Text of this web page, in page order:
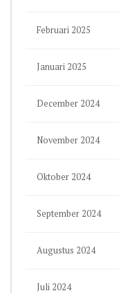
Februari 2025
Januari 2025
December 2024
November 2024
Oktober 2024
September 2024
Augustus 2024
Juli 2024